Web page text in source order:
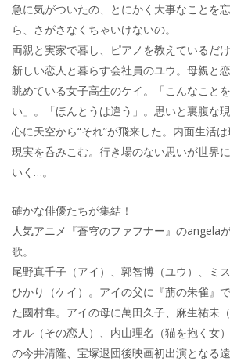
急に気がついたの、とにかく大事なことを
ら、さがさなくちゃいけないの。
両親と実家で暮し、ピアノを教えているだ
新しい恋人と暮らす会社員のユウ。母親と
眺めている女子高生のケイ。「こんなこと
い」。「ほんとうは違う」。思いと裏腹な
心に天空から“それ”が飛来した。内面生活は
現実を呑みこむ。行き場のない思いが世界
いく…。
確かな俳優たちが集結！
人気アニメ『蒼穹のファフナー』のangela
歌。
尾野真千子（アイ）、郭智博（ユウ）、ミ
ひかり（ケイ）。アイの父に『萠の朱雀』
た國村隼。アイの母に萬田久子、麻生祐未
オル（その恋人）、内山理名（猫を抱く女
の今井清隆、宝塚退団後映画初出演となる